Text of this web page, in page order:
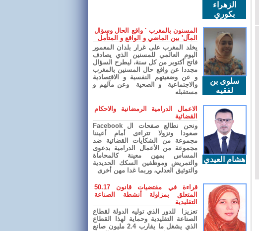
الزهراء
بكوري
سلوى بن
لفقيه
المسنون بالمغرب ' واقع الحال وسؤال
المآل' بين الماضي و الواقع و المتأمل
يخلد المغرب على غرار بلدان المعمور
اليوم العالمي للمسنين الذي يصادف
فاتح أكتوبر من كل سنة، ليطرح السؤال
مجددا عن واقع حال المسنين بالمغرب
و عن وضعيتهم النفسية و الاقتصادية
والاجتماعية و الصحية وعن مآلهم و
مستقبله
هشام العيدي
الاعمال الدرامية الرمضانية والاحكام
القضائية
ونحن نطالع صفحات ال Facebook
صعودا ونزولا تتراءى أمام أعيننا
مجموعة من الشكايات القضائية ضد
مجموعة من الأعمال الدرامية بدعوى
المساس بمهن معينة كالمحاماة
والتمريض وموظفين السكك الحديدية
والتوثيق العدلي، وربما غدا مهن أخرى
قراءة في مقتضيات قانون 50.17
المتعلق بمزاولة أنشطة الصناعة
التقليدية
تعزيزا للدور الذي توليه الدولة لقطاع
الصناعة التقليدية وحماية لهذا القطاع
الذي يشغل ما يقارب 2.4 مليون صانع